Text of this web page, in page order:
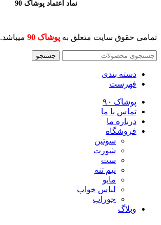
نماد اعتماد پوشاک 90
تمامی حقوق سایت متعلق به پوشاک 90 میباشد.
جستجو
دسته بندی
فهرست
پوشاک ۹۰
تماس با ما
درباره ما
فروشگاه
سوتین
شورت
ست
نیم تنه
مایو
لباس خواب
جوراب
وبلاگ